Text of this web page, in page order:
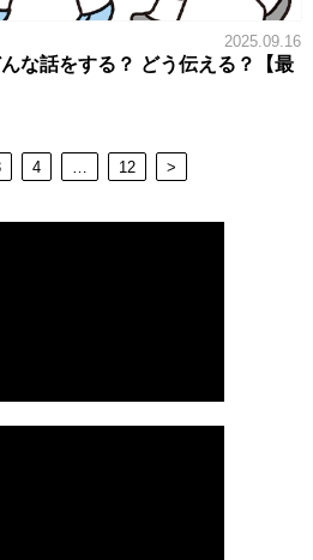
2025.09.16
な話をする？ どう伝える？【最
4 12 >